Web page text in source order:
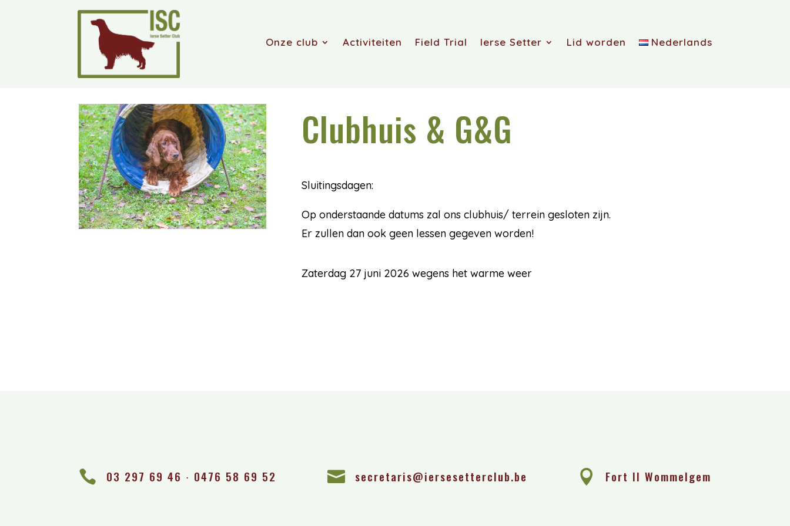
Onze club Activiteiten Field Trial Ierse Setter Lid worden Nederlands
Clubhuis & G&G
Sluitingsdagen:
Op onderstaande datums zal ons clubhuis/ terrein gesloten zijn.
Er zullen dan ook geen lessen gegeven worden!
Zaterdag 27 juni 2026 wegens het warme weer
 03 297 69 46 ∙ 0476 58 69 52  secretaris@iersesetterclub.be  Fort II Wommelgem